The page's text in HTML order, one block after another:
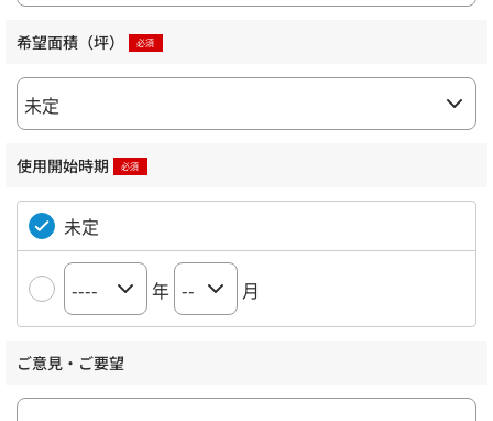
希望面積（坪）
使用開始時期
未定
年 月
ご意見・ご要望